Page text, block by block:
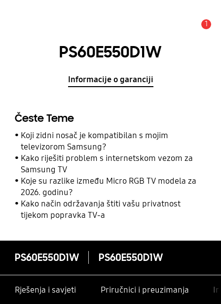
1
PS60E550D1W
Informacije o garanciji
Česte Teme
Koji zidni nosač je kompatibilan s mojim
televizorom Samsung?
Kako riješiti problem s internetskom vezom za
Samsung TV
Koje su razlike između Micro RGB TV modela za
2026. godinu?
Kako način održavanja štiti vašu privatnost
tijekom popravka TV-a
PS60E550D1W PS60E550D1W
Rješenja i savjeti Priručnici i preuzimanja